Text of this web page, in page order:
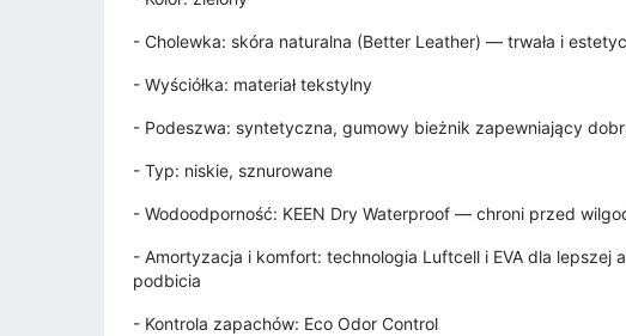
- Cholewka: skóra naturalna (Better Leather) — trwała i
- Wyściółka: materiał tekstylny
- Podeszwa: syntetyczna, gumowy bieżnik zapewniający
- Typ: niskie, sznurowane
- Wodoodporność: KEEN Dry Waterproof — chroni przed
- Amortyzacja i komfort: technologia Luftcell i EVA dla lepszej
podbicia
- Kontrola zapachów: Eco Odor Control